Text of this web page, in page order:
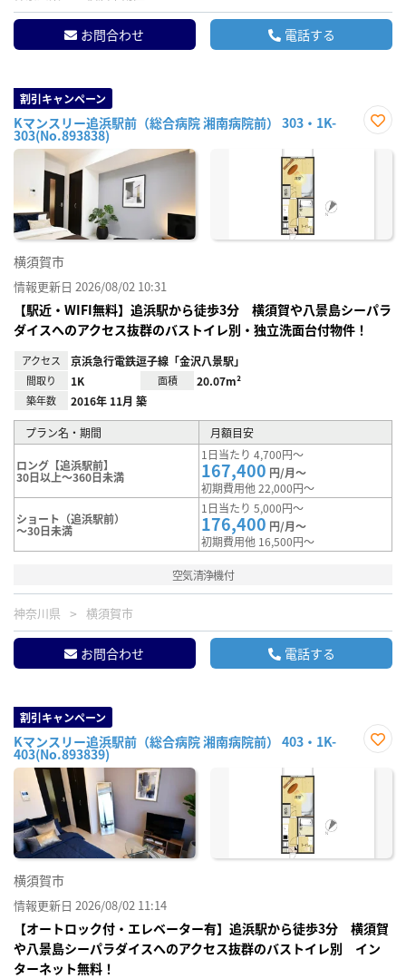
お問合わせ 電話する
割引キャンペーン
Kマンスリー追浜駅前（総合病院 湘南病院前） 303・1K-
303(No.893838)
に入
横須賀市
情報更新日 2026/08/02 10:31
【駅近・WIFI無料】追浜駅から徒歩3分 横須賀や八景島シーパラ
ダイスへのアクセス抜群のバストイレ別・独立洗面台付物件！
アクセス 京浜急行電鉄逗子線「金沢八景駅」
間取り 1K 面積 20.07m²
築年数 2016年 11月 築
プラン名・期間 月額目安
ロング【追浜駅前】
30日以上～360日未満
1日当たり 4,700円～
167,400 円/月～
初期費用他 22,000円～
ショート（追浜駅前）
～30日未満
1日当たり 5,000円～
176,400 円/月～
初期費用他 16,500円～
空気清浄機付
神奈川県 横須賀市
お問合わせ 電話する
割引キャンペーン
Kマンスリー追浜駅前（総合病院 湘南病院前） 403・1K-
403(No.893839)
に入
横須賀市
情報更新日 2026/08/02 11:14
【オートロック付・エレベーター有】追浜駅から徒歩3分 横須賀
や八景島シーパラダイスへのアクセス抜群のバストイレ別 イン
ターネット無料！